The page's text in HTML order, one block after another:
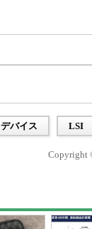
デバイス LSI
Copyright